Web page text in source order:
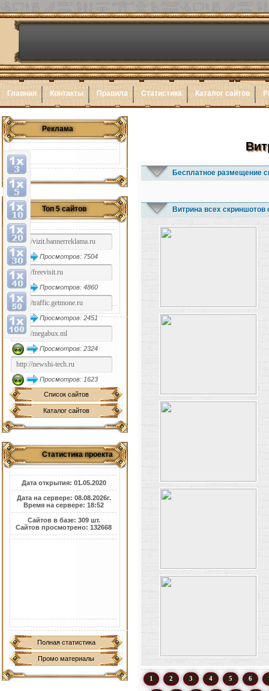
Главная Контакты Правила Статистика Каталог сайтов
Реклама
Топ 5 сайтов
Просмотров: 7504
Просмотров: 4860
Просмотров: 2451
Просмотров: 2324
Просмотров: 1623
Список сайтов
Каталог сайтов
Статистика проекта
Дата открытия: 01.05.2020
Дата на сервере: 08.08.2026г.
Время на сервере: 18:52
Сайтов в базе: 309 шт.
Сайтов просмотрено: 132668
Полная статистика
Промо материалы
Бесплатное размещение
Витрина всех скриншотов
1 2 3 4 5 6